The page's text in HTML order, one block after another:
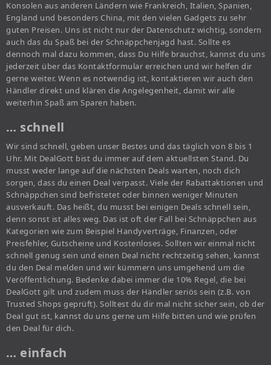
Konsolen aus anderen Ländern wie Frankreich, Italien, Spanien,
England und besonders China, mit den vielen Gadgets zu sehr
guten Preisen. Uns ist nicht nur der Datenschutz wichtig, sondern
auch das du Spaß bei der Schnäppchenjagd hast. Sollte es
dennoch mal dazu kommen, dass Du Hilfe brauchst, kannst du uns
jederzeit über das Kontaktformular erreichen und wir helfen dir
gerne weiter. Wenn es notwendig ist, kontaktieren wir auch den
Händler direkt und klären die Angelegenheit, damit wir alle
weiterhin Spaß am Sparen haben.
… schnell
Wir sind schnell, geben unser Bestes und das täglich von 8 bis 1
Uhr. Mit DealGott bist du immer auf dem aktuellsten Stand. Du
musst weder lange auf die nächsten Deals warten, noch dich
sorgen, dass du einen Deal verpasst. Viele der Rabattaktionen und
Schnäppchen sind befristetet oder binnen weniger Minuten
ausverkauft. Das heißt, du musst bei einigen Deals schnell sein,
denn sonst ist alles weg. Das ist oft der Fall bei Schnäppchen aus
Kategorien wie zum Beispiel Handyverträge, Finanzen, oder
Preisfehler, Gutscheine und Kostenloses. Sollten wir einmal nicht
schnell genug sein und einen Deal nicht rechtzeitig sehen, kannst
du den Deal melden und wir kümmern uns umgehend um die
Veröffentlichung. Bedenke dabei immer die 10% Regel, die bei
DealGott gilt und zudem muss der Händler seriös sein (z.B. von
Trusted Shops geprüft). Solltest du dir mal nicht sicher sein, ob der
Deal gut ist, kannst du uns gerne um Hilfe bitten und wie prüfen
den Deal für dich.
… einfach